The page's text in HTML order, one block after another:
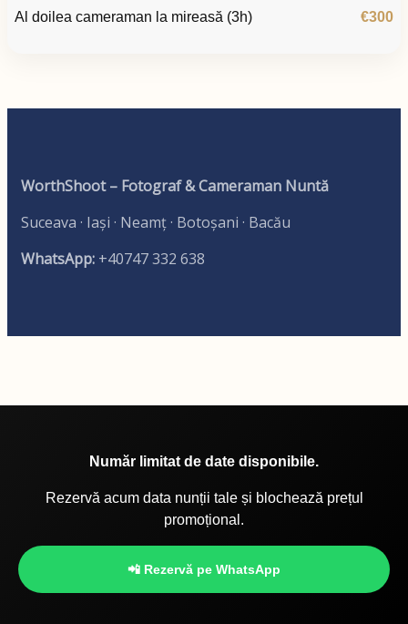
Al doilea cameraman la mireasă (3h)
€300
WorthShoot – Fotograf & Cameraman Nuntă
Suceava · Iași · Neamț · Botoșani · Bacău
WhatsApp: +40747 332 638
Număr limitat de date disponibile.
Rezervă acum data nunții tale și blochează prețul
promoțional.
📲 Rezervă pe WhatsApp